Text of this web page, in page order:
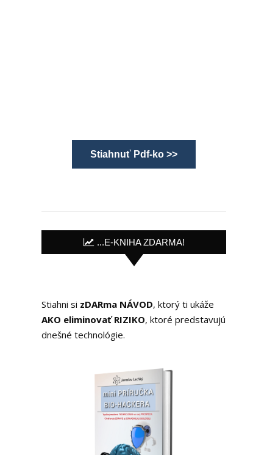
Stiahnuť Pdf-ko >>
...E-KNIHA ZDARMA!
Stiahni si zDARma NÁVOD, ktorý ti ukáže
AKO eliminovať RIZIKO, ktoré predstavujú
dnešné technológie.